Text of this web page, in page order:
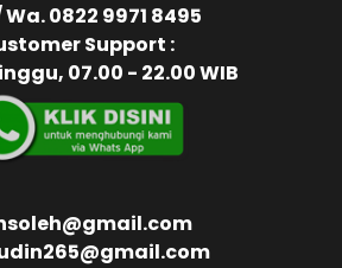
Wa.0822 9971 8495
Support :
07.00 - 22.00 WIB